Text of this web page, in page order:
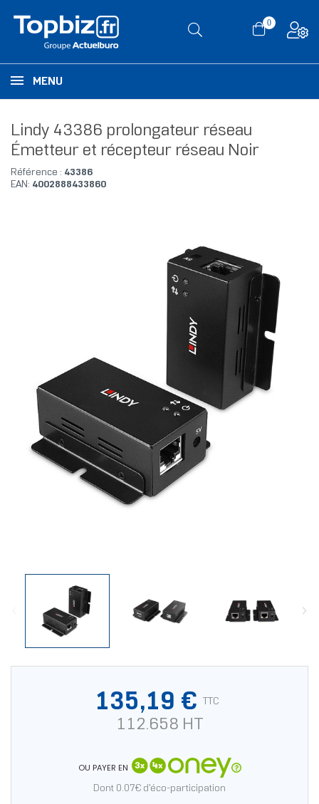
0
MENU
Lindy 43386 prolongateur réseau
Émetteur et récepteur réseau Noir
Référence : 43386
EAN: 4002888433860
135,19 € TTC
112.658 HT
OU PAYER EN
Dont 0.07€ d'éco-participation